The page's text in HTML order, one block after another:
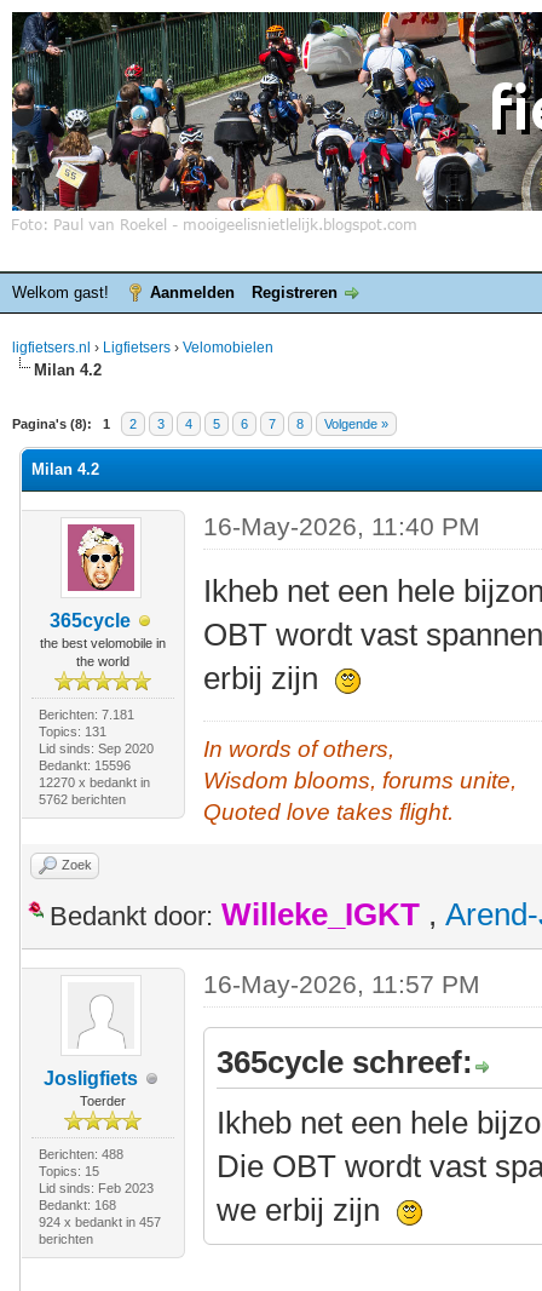
Welkom gast! Aanmelden Registreren
ligfietsers.nl › Ligfietsers › Velomobielen
Milan 4.2
Pagina's (8): 1 2 3 4 5 6 7 8 Volgende »
waardering is 0
Milan 4.2
365cycle
the best velomobile in
the world
Berichten: 7.181
Topics: 131
Lid sinds: Sep 2020
Bedankt: 15596
12270 x bedankt in
5762 berichten
16-May-2026, 11:40 PM
Ikheb net een hele
OBT wordt vast
erbij zijn
In words of others,
Wisdom blooms, forums unite,
Quoted love takes flight.
Zoek
Bedankt door: Willeke_IGKT ,
Josligfiets
Toerder
Berichten: 488
Topics: 15
Lid sinds: Feb 2023
Bedankt: 168
924 x bedankt in 457
berichten
16-May-2026, 11:57 PM
365cycle schreef:
Ikheb net een hele
Die OBT wordt vast
we erbij zijn